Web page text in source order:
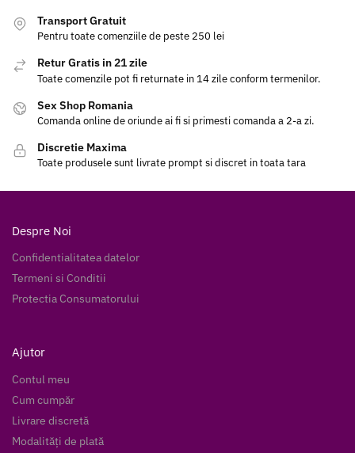
Transport Gratuit
Pentru toate comenziile de peste 250 lei
Retur Gratis in 21 zile
Toate comenzile pot fi returnate in 14 zile conform termenilor.
Sex Shop Romania
Comanda online de oriunde ai fi si primesti comanda a 2-a zi.
Discretie Maxima
Toate produsele sunt livrate prompt si discret in toata tara
Despre Noi
Confidentialitatea datelor
Termeni si Conditii
Protectia Consumatorului
Ajutor
Contul meu
Cum cumpăr
Livrare discretă
Modalități de plată